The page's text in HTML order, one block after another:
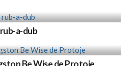
a-dub
Be Wise de Protoje